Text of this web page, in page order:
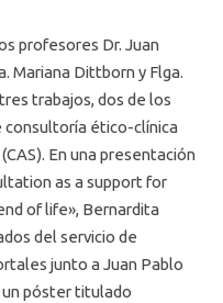
profesores Dr. Juan
Mariana Dittborn y Flga.
trabajos, dos de los
consultoría ético-clínica
En una presentación
as a support for
of life», Bernardita
del servicio de
junto a Juan Pablo
póster titulado